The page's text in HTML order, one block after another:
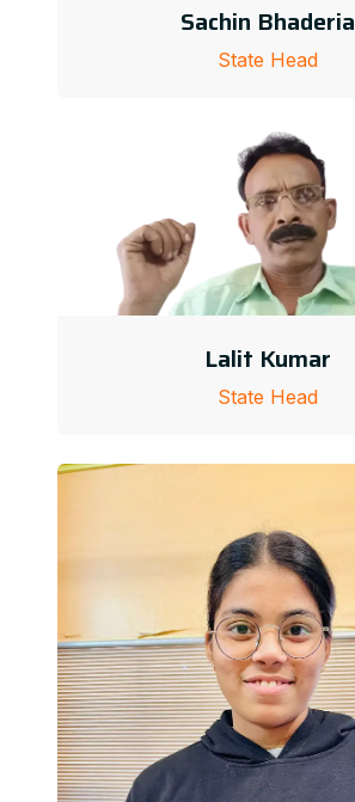
Sachin Bhaderia
State Head
Lalit Kumar
State Head